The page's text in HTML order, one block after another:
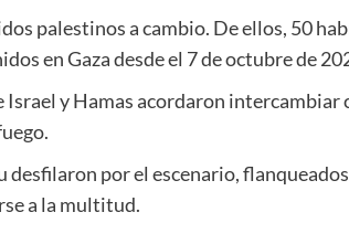
palestinos a cambio. De ellos, 50
en Gaza desde el 7 de octubre de
y Hamas acordaron
desfilaron por el escenario,
a la multitud.